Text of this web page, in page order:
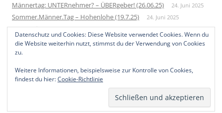
Männertag: UNTERnehmer? – ÜBERgeber! (26.06.25) 24. Juni 2025
Sommer.Männer.Tag – Hohenlohe (19.7.25) 24. Juni 2025
Neue Männergruppe – Startup 2026 1. Juni 2025
Bundesweites Männertreffen 2025 10. Mai 2025
Mit Stolz präsentiert von WordPress
Datenschutz und Cookies: Diese Website verwendet Cookies. Wenn du
die Website weiterhin nutzt, stimmst du der Verwendung von Cookies
zu.
Weitere Informationen, beispielsweise zur Kontrolle von Cookies,
findest du hier:Cookie-Richtlinie